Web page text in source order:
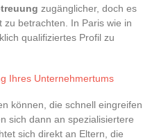
zugänglicher, doch es
betrachten. In Paris wie in
qualifiziertes Profil zu
Ihres Unternehmertums
können, die schnell eingreifen
sich dann an spezialisiertere
sich direkt an Eltern, die